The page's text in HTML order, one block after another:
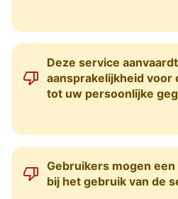
Deze service
aansprakelijkheid voor
tot uw persoonlijke
Gebruikers mogen
bij het gebruik van de